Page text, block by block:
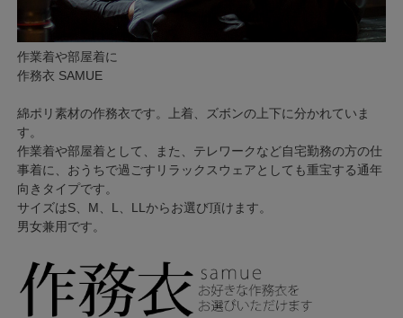
作業着や部屋着に
作務衣 SAMUE
綿ポリ素材の作務衣です。上着、ズボンの上下に分かれていま
す。
作業着や部屋着として、また、テレワークなど自宅勤務の方の仕
事着に、おうちで過ごすリラックスウェアとしても重宝する通年
向きタイプです。
サイズはS、M、L、LLからお選び頂けます。
男女兼用です。